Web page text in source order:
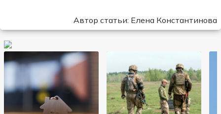
Автор статьи: Елена Константинова